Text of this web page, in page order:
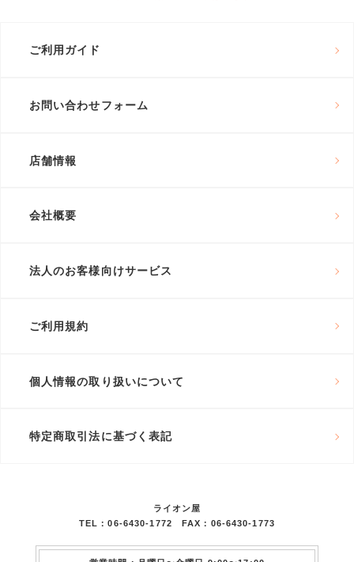
ご利用ガイド
お問い合わせフォーム
店舗情報
会社概要
法人のお客様向けサービス
ご利用規約
個人情報の取り扱いについて
特定商取引法に基づく表記
ライオン屋
TEL：06-6430-1772 FAX：06-6430-1773